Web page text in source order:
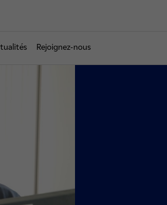
Rejoignez-nous